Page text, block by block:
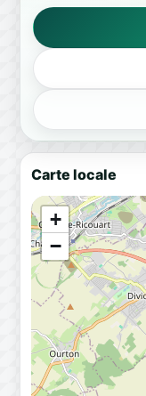
Carte locale
+
−